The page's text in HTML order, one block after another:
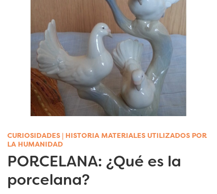
CURIOSIDADES | HISTORIA MATERIALES UTILIZADOS POR
LA HUMANIDAD
PORCELANA: ¿Qué es la
porcelana?